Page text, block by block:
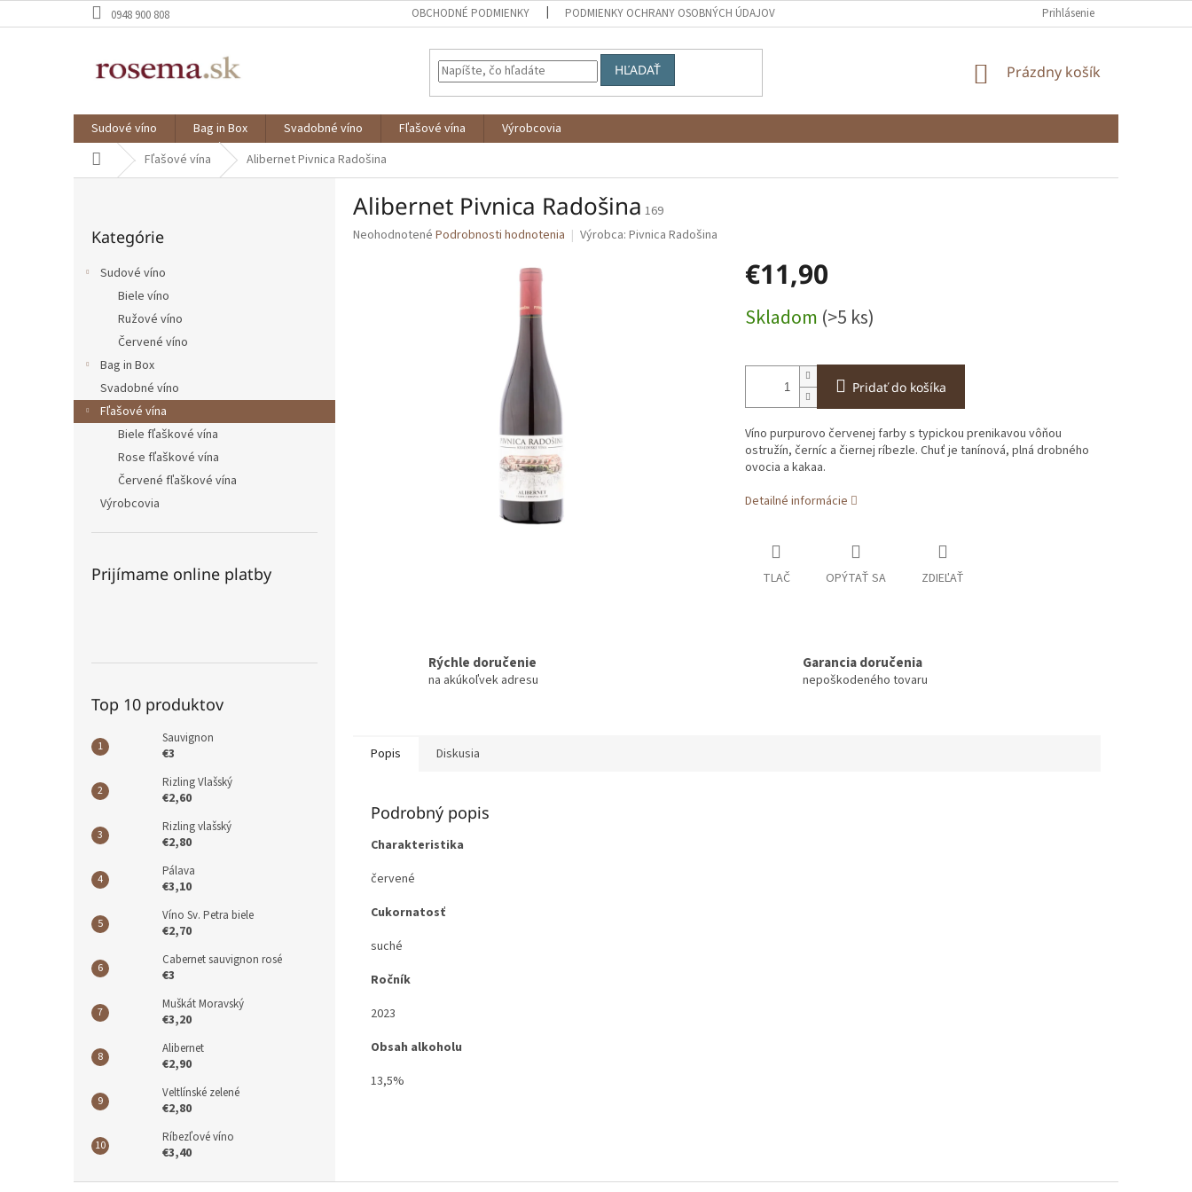
na
0948 900 808 OBCHODNÉ PODMIENKY PODMIENKY OCHRANY OSOBNÝCH ÚDAJOV Prihlásenie
HĽADAŤ
NÁKUPNÝ
Prázdny košík
Sudové víno Bag in Box Svadobné víno Fľašové vína
Výrobcovia
DomovFľašové vína Alibernet Pivnica Radošina
kategórie
Kategórie
Sudové víno
Biele víno
Ružové víno
Červené víno
Bag in Box
Svadobné víno
Fľašové vína
Biele fľaškové vína
Rose fľaškové vína
Červené fľaškové vína
Výrobcovia
Prijímame online platby
Top 10 produktov
Sauvignon
€3
Rizling Vlašský
€2,60
Rizling vlašský
€2,80
Pálava
€3,10
Víno Sv. Petra biele
€2,70
Cabernet sauvignon rosé
€3
Muškát Moravský
€3,20
Alibernet
€2,90
Veltlínské zelené
€2,80
Ríbezľové víno
€3,40
Alibernet Pivnica Radošina 169
Priemerné
Neohodnotené Podrobnosti hodnotenia Výrobca: Pivnica Radošina
€11,90
cena:
Skladom (>5 ks)
Pridať do košíka
Víno purpurovo červenej farby s typickou prenikavou vôňou
ostružín, černíc a čiernej ríbezle. Chuť je tanínová, plná drobného
ovocia a kakaa.
Detailné informácie
TLAČ OPÝTAŤ SA ZDIEĽAŤ
Rýchle doručenie
na akúkoľvek adresu
Garancia doručenia
nepoškodeného tovaru
Popis Diskusia
Podrobný popis
Charakteristika
červené
Cukornatosť
suché
Ročník
2023
Obsah alkoholu
13,5%